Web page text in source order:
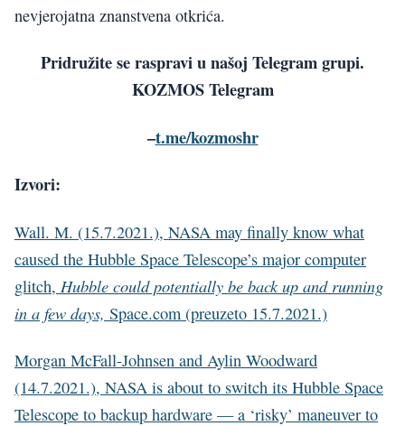
nevjerojatna znanstvena otkrića.
Pridružite se raspravi u našoj Telegram grupi.
KOZMOS Telegram
–t.me/kozmoshr
Izvori:
Wall. M. (15.7.2021.), NASA may finally know what
caused the Hubble Space Telescope’s major computer
glitch, Hubble could potentially be back up and running
in a few days, Space.com (preuzeto 15.7.2021.)
Morgan McFall-Johnsen and Aylin Woodward
(14.7.2021.), NASA is about to switch its Hubble Space
Telescope to backup hardware — a ‘risky’ maneuver to